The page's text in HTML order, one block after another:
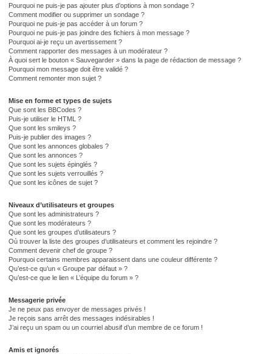
Pourquoi ne puis-je pas ajouter plus d’options à mon sondage ?
Comment modifier ou supprimer un sondage ?
Pourquoi ne puis-je pas accéder à un forum ?
Pourquoi ne puis-je pas joindre des fichiers à mon message ?
Pourquoi ai-je reçu un avertissement ?
Comment rapporter des messages à un modérateur ?
À quoi sert le bouton « Sauvegarder » dans la page de rédaction de message ?
Pourquoi mon message doit être validé ?
Comment remonter mon sujet ?
Mise en forme et types de sujets
Que sont les BBCodes ?
Puis-je utiliser le HTML ?
Que sont les smileys ?
Puis-je publier des images ?
Que sont les annonces globales ?
Que sont les annonces ?
Que sont les sujets épinglés ?
Que sont les sujets verrouillés ?
Que sont les icônes de sujet ?
Niveaux d’utilisateurs et groupes
Que sont les administrateurs ?
Que sont les modérateurs ?
Que sont les groupes d’utilisateurs ?
Où trouver la liste des groupes d’utilisateurs et comment les rejoindre ?
Comment devenir chef de groupe ?
Pourquoi certains membres apparaissent dans une couleur différente ?
Qu’est-ce qu’un « Groupe par défaut » ?
Qu’est-ce que le lien « L’équipe du forum » ?
Messagerie privée
Je ne peux pas envoyer de messages privés !
Je reçois sans arrêt des messages indésirables !
J’ai reçu un spam ou un courriel abusif d’un membre de ce forum !
Amis et ignorés